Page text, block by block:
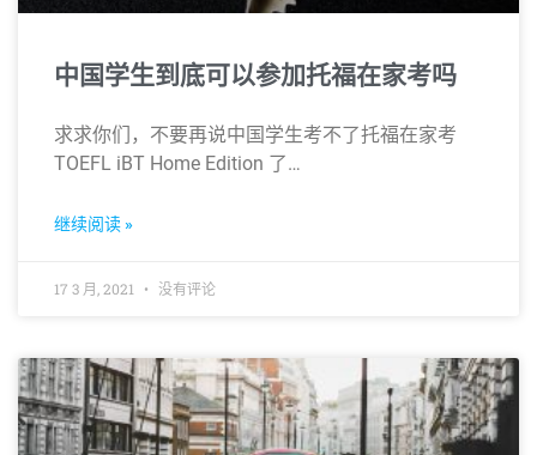
中国学生到底可以参加托福在家考吗
求求你们，不要再说中国学生考不了托福在家考
TOEFL iBT Home Edition 了…
继续阅读 »
17 3 月, 2021 没有评论